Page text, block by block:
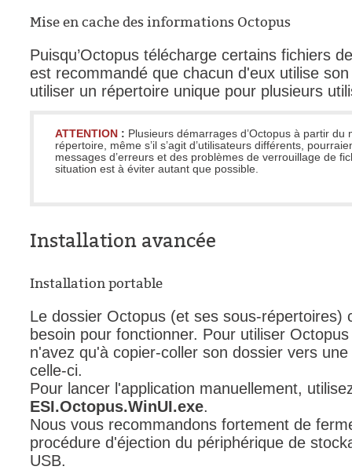
Mise en cache des informations Octopus
Puisqu’Octopus télécharge certains fichiers
est recommandé que chacun d'eux utilise
utiliser un répertoire unique pour plusieurs
ATTENTION : Plusieurs démarrages d’Octopus à partir du
répertoire, même s’il s’agit d’utilisateurs différents,
messages d’erreurs et des problèmes de verrouillage de
situation est à éviter autant que possible.
Installation avancée
Installation portable
Le dossier Octopus (et ses sous-répertoires)
besoin pour fonctionner. Pour utiliser
n'avez qu'à copier-coller son dossier vers
celle-ci.
Pour lancer l'application manuellement,
ESI.Octopus.WinUI.exe.
Nous vous recommandons fortement de
procédure d'éjection du périphérique de
USB.